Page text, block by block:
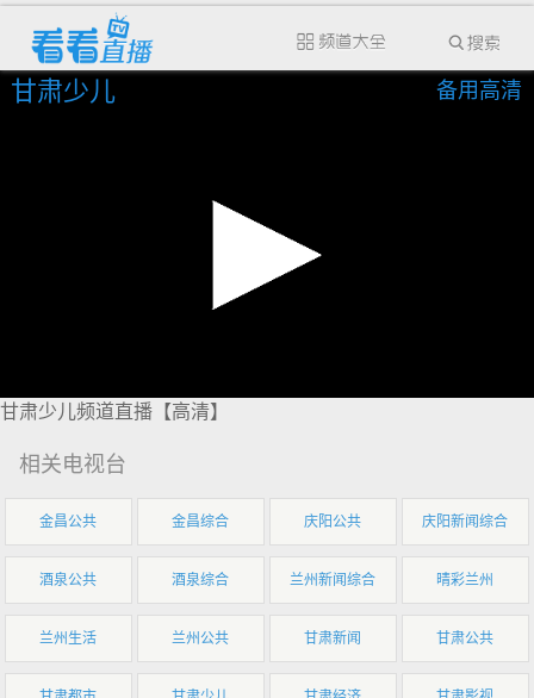
甘肃少儿 备用高清
甘肃少儿频道直播【高清】
相关电视台
金昌公共 金昌综合 庆阳公共 庆阳新闻综合
酒泉公共 酒泉综合 兰州新闻综合 晴彩兰州
兰州生活 兰州公共 甘肃新闻 甘肃公共